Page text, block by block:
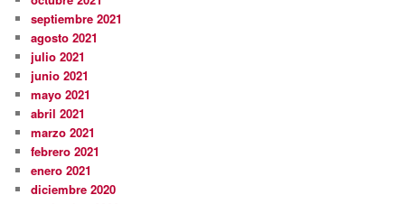
septiembre 2021
agosto 2021
julio 2021
junio 2021
mayo 2021
abril 2021
marzo 2021
febrero 2021
enero 2021
diciembre 2020